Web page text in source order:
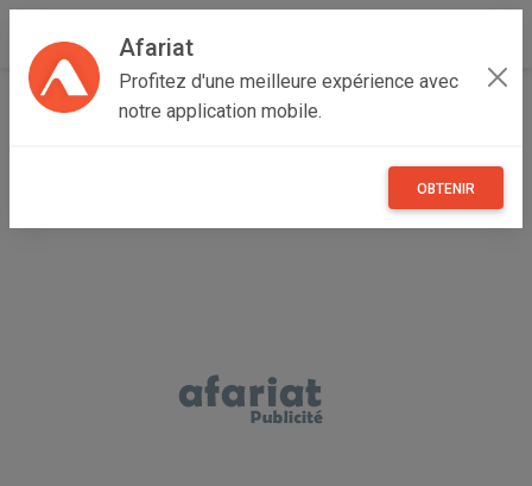
Afariat
Profitez d'une meilleure expérience avec
notre application mobile.
OBTENIR
Accueil Annonceur moez